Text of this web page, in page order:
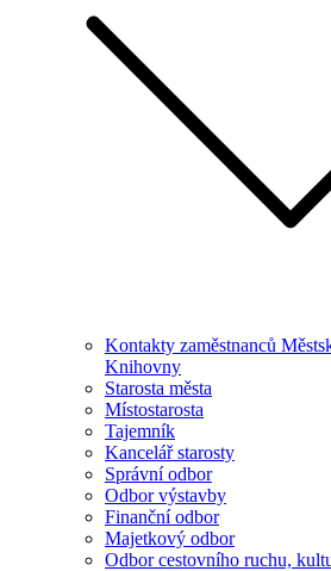
Kontakty zaměstnanců
Knihovny
Starosta města
Místostarosta
Tajemník
Kancelář starosty
Správní odbor
Odbor výstavby
Finanční odbor
Majetkový odbor
Odbor cestovního ruchu,